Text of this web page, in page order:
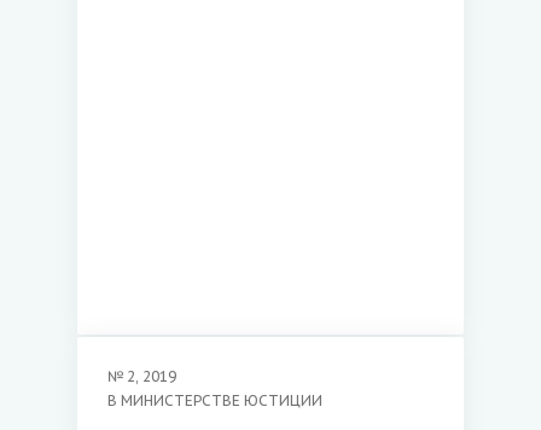
№ 2, 2019
В МИНИСТЕРСТВЕ ЮСТИЦИИ